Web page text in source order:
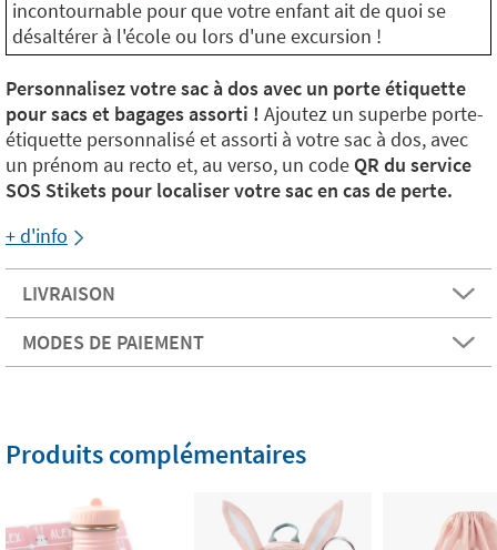
incontournable pour que votre enfant ait de quoi se
désaltérer à l'école ou lors d'une excursion !
Personnalisez votre sac à dos avec un porte étiquette
pour sacs et bagages assorti ! Ajoutez un superbe porte-
étiquette personnalisé et assorti à votre sac à dos, avec
un prénom au recto et, au verso, un code QR du service
SOS Stikets pour localiser votre sac en cas de perte.
+ d'info
LIVRAISON
MODES DE PAIEMENT
Produits complémentaires